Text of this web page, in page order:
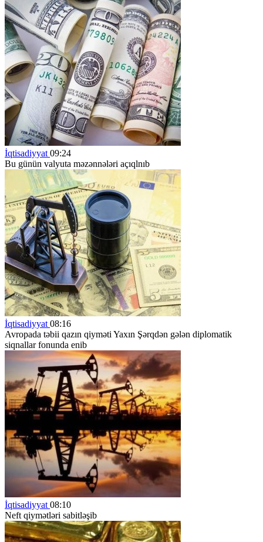
İqtisadiyyat 09:24
Bu günün valyuta məzənnələri açıqlnıb
İqtisadiyyat 08:16
Avropada təbii qazın qiyməti Yaxın Şərqdən gələn diplomatik
siqnallar fonunda enib
İqtisadiyyat 08:10
Neft qiymətləri sabitləşib